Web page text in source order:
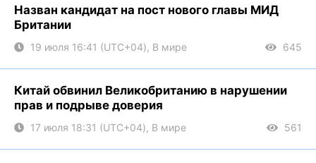
Назван кандидат на пост нового главы МИД
Британии
19 июля 16:41 (UTC+04), В мире 645
Китай обвинил Великобританию в нарушении
прав и подрыве доверия
17 июля 18:31 (UTC+04), В мире 561